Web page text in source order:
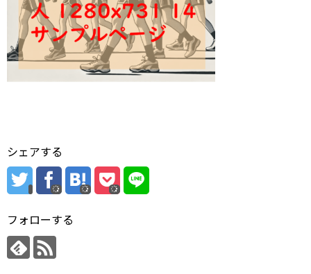
シェアする
フォローする